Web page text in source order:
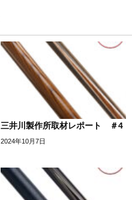
三井川製作所取材レポート ＃4
2024年10月7日